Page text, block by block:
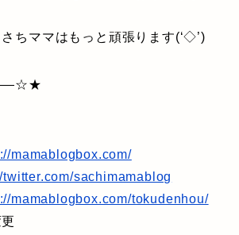
ちママはもっと頑張ります(‘◇’)ゞ
mamablogbox.com/
twitter.com/sachimamablog
mamablogbox.com/tokudenhou/